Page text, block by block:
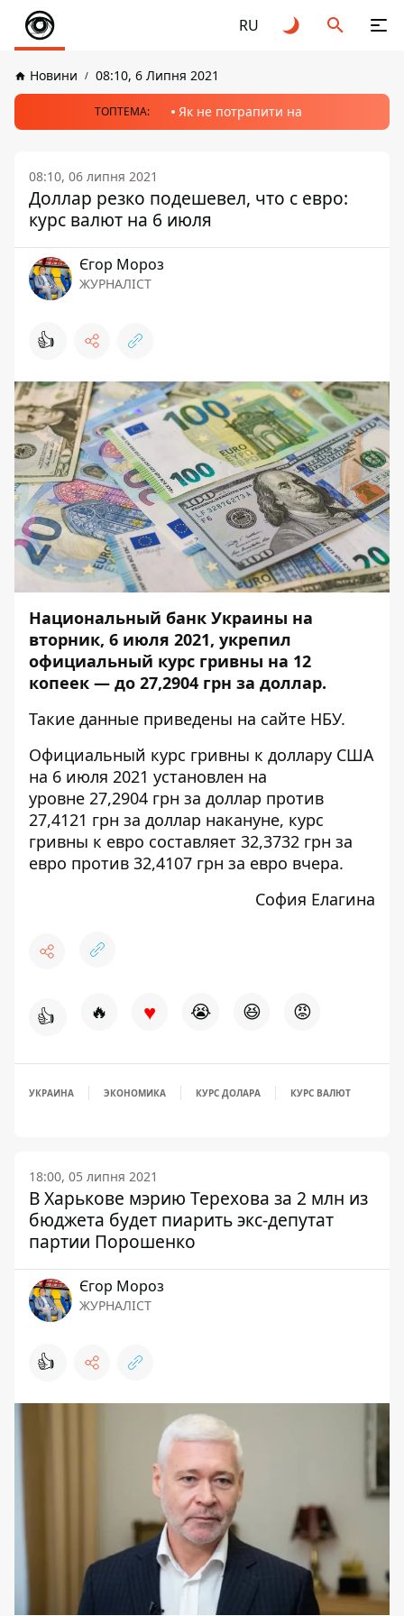
RU
Новини 08:10, 6 Липня 2021
ТОПТЕМА: Як не потрапити на
08:10, 06 липня 2021
Доллар резко подешевел, что с евро:
курс валют на 6 июля
Єгор Мороз
ЖУРНАЛІСТ
👍
Национальный банк Украины на
вторник, 6 июля 2021, укрепил
официальный курс гривны на 12
копеек — до 27,2904 грн за доллар.
Такие данные приведены на сайте НБУ.
Официальный курс гривны к доллару США
на 6 июля 2021 установлен на
уровне 27,2904 грн за доллар против
27,4121 грн за доллар накануне, курс
гривны к евро составляет 32,3732 грн за
евро против 32,4107 грн за евро вчера.
София Елагина
👍 🔥 ♥ 😭 😆 😡
УКРАИНА ЭКОНОМИКА КУРС ДОЛАРА КУРС ВАЛЮТ
18:00, 05 липня 2021
В Харькове мэрию Терехова за 2 млн из
бюджета будет пиарить экс-депутат
партии Порошенко
Єгор Мороз
ЖУРНАЛІСТ
👍